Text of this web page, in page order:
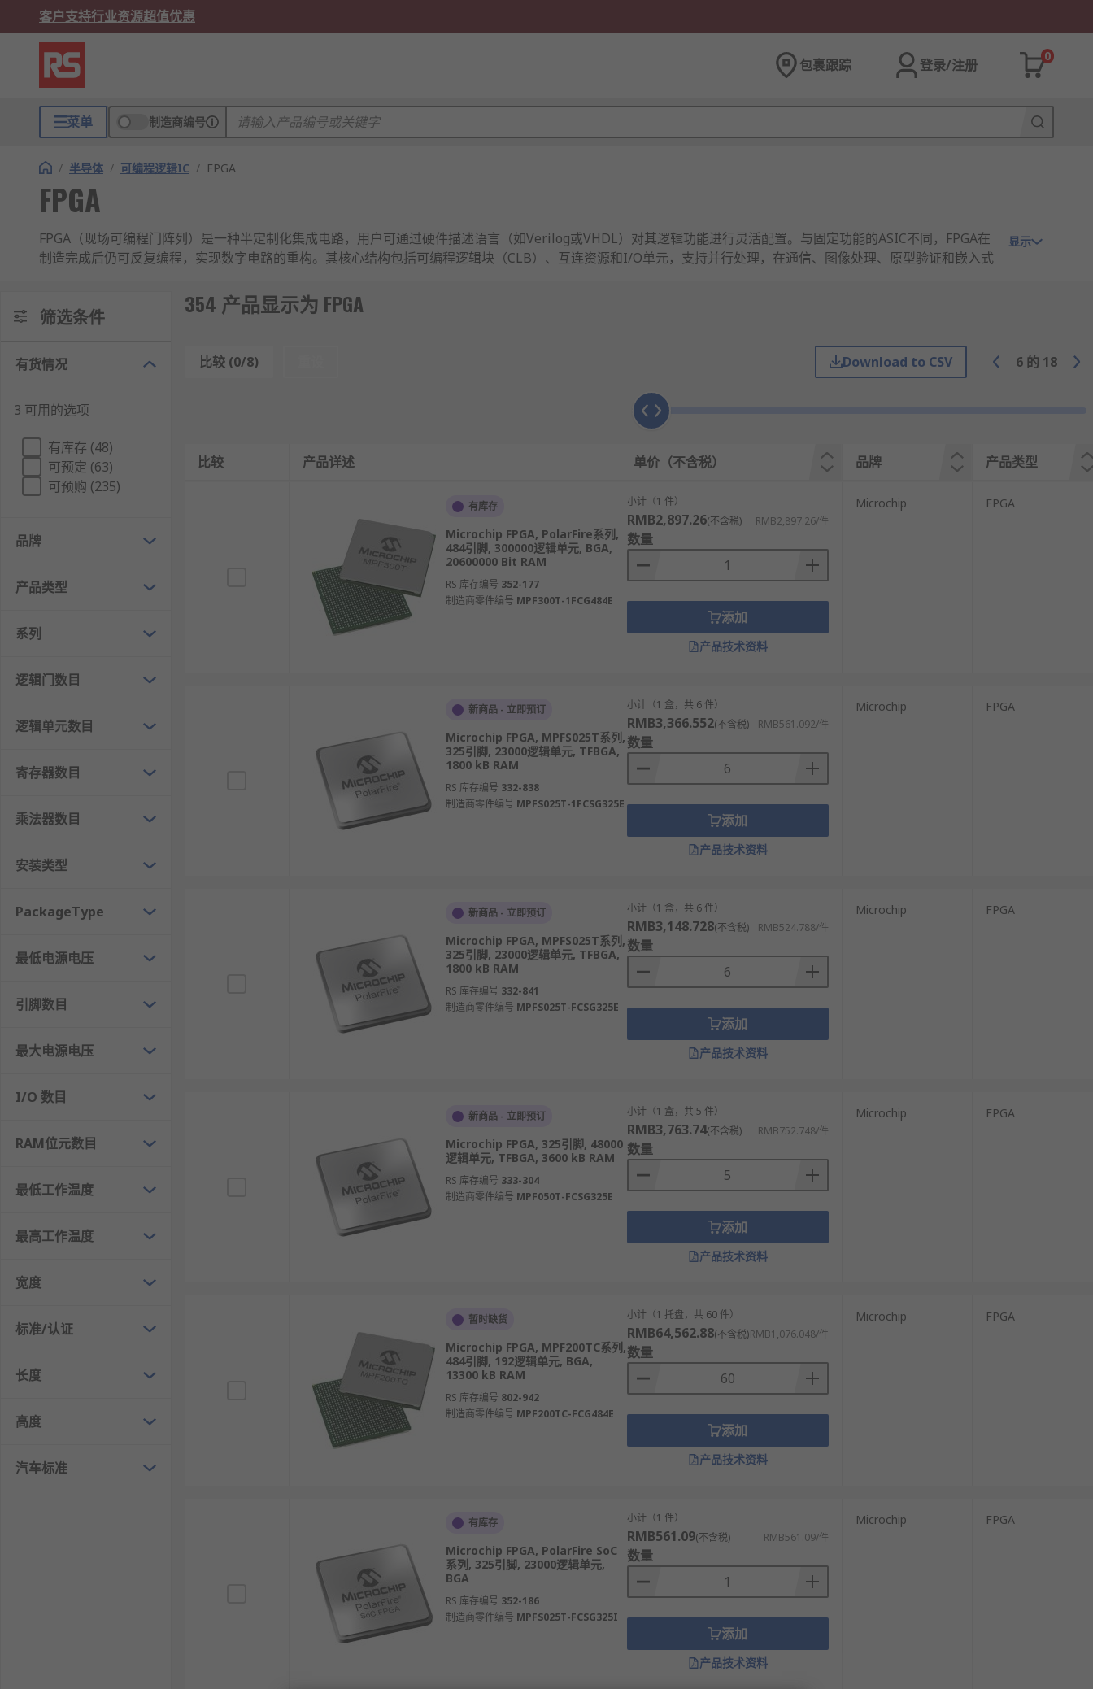
客户支持行业资源超值优惠
包裹跟踪 登录/注册
0
菜单 制造商编号
/ 半导体 / 可编程逻辑IC / FPGA
FPGA
FPGA（现场可编程门阵列）是一种半定制化集成电路，用户可通过硬件描述语言（如Verilog或VHDL）对其逻辑功能进行灵活配置。与固定功能的ASIC不同，FPGA在
制造完成后仍可反复编程，实现数字电路的重构。其核心结构包括可编程逻辑块（CLB）、互连资源和I/O单元，支持并行处理，在通信、图像处理、原型验证和嵌入式
FPGA的工作原理
可编程逻辑单元：基于查找表（LUT）和触发器的基本单元，通过编程实现任意组合逻辑和时序逻辑功能。
配置存储器：采用SRAM或Flash存储编程数据，断电后SRAM型需重新加载，Flash型可保持配置。
嵌入式硬核：集成处理器、存储器、收发器等固定功能模块，提升特定功能性能。
时钟管理：包含PLL和DLL等电路，生成和分配多频率、低抖动的时钟信号。
部分重配置：允许在部分区域重新编程的同时，其他区域继续正常工作。
并行处理架构：天然支持并行计算，可同时执行多个操作，大幅提升处理能力。
FPGA的特点
硬件可编程性：用户可定义硬件逻辑功能，甚至动态重配置，提供极大灵活性。
并行处理能力：支持真正并行执行，处理速度远高于顺序执行的处理器。
开发周期短：无需流片，可快速迭代设计，加速产品上市。
长期可用性：同一器件可通过更新配置适应新标准或功能需求。
接口灵活性：可支持各种自定义或标准接口协议。
设计风险低：设计错误可通过重新编程修正，避免ASIC的流片失败风险。
FPGA可无限地重新编程，加载一个新的设计方案只需几百毫秒，利用重配置可以减少硬件的开销。
FPGA的工作频率由FPGA芯片以及设计决定，可以通过修改设计或者更换更快的芯片来达到某些苛刻的要求（当然，工作频率也不是无限制的可以提高，而是受当
FPGA的类型
SRAM型FPGA：最常用类型，配置灵活但需外挂配置芯片，上电需加载。
反熔丝型FPGA：一次编程，高可靠性，用于军事、航天等极端环境。
高速收发器FPGA：集成多通道高速串行收发器（可达112Gbps），用于通信。
低功耗FPGA：采用特殊工艺和设计，静态功耗极低，适合便携设备。
高容量FPGA：逻辑单元达数百万，集成大量存储器和DSP模块。
成本优化型FPGA：缩减特性以降低成本和功耗，适合大批量应用。
FPGA的应用领域
通信系统：用于5G基站、光传输、网络交换等设备的信号处理和协议实现。
工业控制：实现运动控制、机器视觉、实时网络（如EtherCAT）等功能。
汽车电子：用于ADAS、车载信息娱乐、网关等系统的传感器融合和处理。
航空航天：星上处理、雷达信号处理、飞行控制等抗辐射和高可靠性应用。
数据中心：加速AI推理、数据库操作、网络功能虚拟化等特定计算任务。
医疗设备：用于超声成像、PET重建、患者监护等医疗影像和信号处理。
测试测量：实现高速数据采集、协议分析、信号生成等仪器核心功能。
Lattice Semiconductor
等多款不同规格、型号的产品供您挑选，从而满足不同的应用场景需求。
欢迎查看和订购RS的FPGA及相关产品，订购现货24小时内发货，线上下单满额免运费。
显示
筛选条件
有货情况
3 可用的选项
有库存 (48)
可预定 (63)
可预购 (235)
品牌
产品类型
系列
逻辑门数目
逻辑单元数目
寄存器数目
乘法器数目
安装类型
PackageType
最低电源电压
引脚数目
最大电源电压
I/O 数目
RAM位元数目
最低工作温度
最高工作温度
宽度
标准/认证
长度
高度
汽车标准
354 产品显示为 FPGA
比较 (0/8) Download to CSV 6 的 18
比较 产品详述 单价（不含税） 品牌 产品类型
有库存
Microchip FPGA, PolarFire系列,
484引脚, 300000逻辑单元, BGA,
20600000 Bit RAM
RS 库存编号 352-177
制造商零件编号 MPF300T-1FCG484E
小计（1 件）
RMB2,897.26(不含税) RMB2,897.26/件
数量
添加
产品技术资料
Microchip FPGA
新商品 - 立即预订
Microchip FPGA, MPFS025T系列,
325引脚, 23000逻辑单元, TFBGA,
1800 kB RAM
RS 库存编号 332-838
制造商零件编号 MPFS025T-1FCSG325E
小计（1 盒，共 6 件）
RMB3,366.552(不含税) RMB561.092/件
数量
添加
产品技术资料
Microchip FPGA
新商品 - 立即预订
Microchip FPGA, MPFS025T系列,
325引脚, 23000逻辑单元, TFBGA,
1800 kB RAM
RS 库存编号 332-841
制造商零件编号 MPFS025T-FCSG325E
小计（1 盒，共 6 件）
RMB3,148.728(不含税) RMB524.788/件
数量
添加
产品技术资料
Microchip FPGA
新商品 - 立即预订
Microchip FPGA, 325引脚, 48000
逻辑单元, TFBGA, 3600 kB RAM
RS 库存编号 333-304
制造商零件编号 MPF050T-FCSG325E
小计（1 盒，共 5 件）
RMB3,763.74(不含税) RMB752.748/件
数量
添加
产品技术资料
Microchip FPGA
暂时缺货
Microchip FPGA, MPF200TC系列,
484引脚, 192逻辑单元, BGA,
13300 kB RAM
RS 库存编号 802-942
制造商零件编号 MPF200TC-FCG484E
小计（1 托盘，共 60 件）
RMB64,562.88(不含税)RMB1,076.048/件
数量
添加
产品技术资料
Microchip FPGA
有库存
Microchip FPGA, PolarFire SoC
系列, 325引脚, 23000逻辑单元,
BGA
RS 库存编号 352-186
制造商零件编号 MPFS025T-FCSG325I
小计（1 件）
RMB561.09(不含税) RMB561.09/件
数量
添加
产品技术资料
Microchip FPGA